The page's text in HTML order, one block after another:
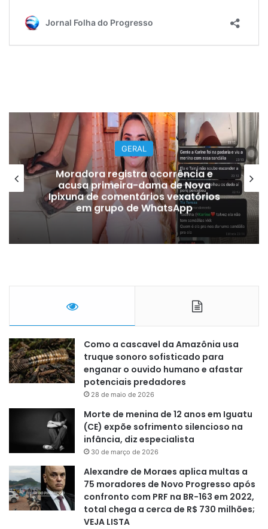
GERAL
Moradora registra ocorrência e
acusa primeira-dama de Nova
Ipixuna de comentários vexatórios
em grupo de WhatsApp
Como a cascavel da Amazônia usa
truque sonoro sofisticado para
enganar o ouvido humano e afastar
potenciais predadores
28 de maio de 2026
Morte de menina de 12 anos em Iguatu
(CE) expõe sofrimento silencioso na
infância, diz especialista
30 de março de 2026
Alexandre de Moraes aplica multas a
75 moradores de Novo Progresso após
confronto com PRF na BR-163 em 2022,
total chega a cerca de R$ 730 milhões;
VEJA LISTA